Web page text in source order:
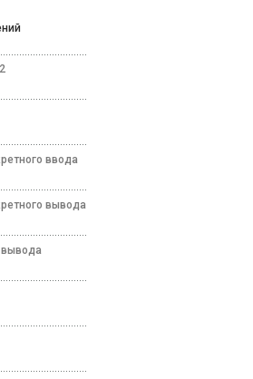
ввода
вывода
вывода